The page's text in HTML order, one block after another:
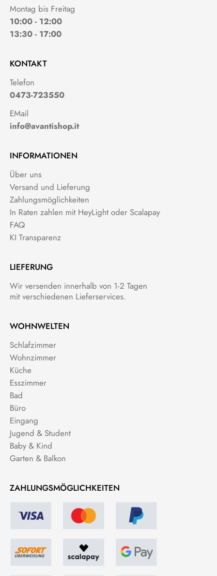
Montag bis Freitag
10:00 - 12:00
13:30 - 17:00
KONTAKT
Telefon
0473-723550
EMail
info@avantishop.it
INFORMATIONEN
Über uns
Versand und Lieferung
Zahlungsmöglichkeiten
In Raten zahlen mit HeyLight oder Scalapay
FAQ
KI Transparenz
LIEFERUNG
Wir versenden innerhalb von 1-2 Tagen
mit verschiedenen Lieferservices.
WOHNWELTEN
Schlafzimmer
Wohnzimmer
Küche
Esszimmer
Bad
Büro
Eingang
Jugend & Student
Baby & Kind
Garten & Balkon
ZAHLUNGSMÖGLICHKEITEN